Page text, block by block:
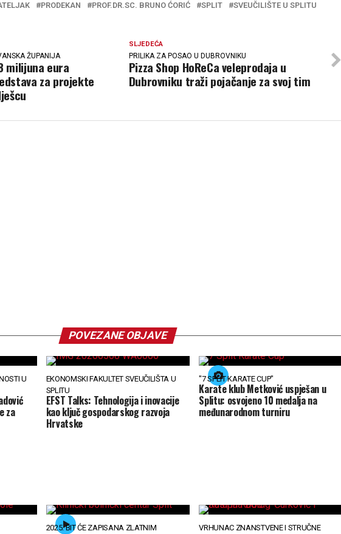
PRODEKAN PROF.DR.SC. BRUNO ĆORIĆ SPLIT
SVEUČILIŠTE U SPLITU
SLJEDEĆA
PRILIKA ZA POSAO U DUBROVNIKU
Pizza Shop HoReCa veleprodaja u
Dubrovniku traži pojačanje za svoj tim
ŽUPANIJA
milijuna eura
za projekte
POVEZANE OBJAVE
U
za
EKONOMSKI FAKULTET SVEUČILIŠTA U
SPLITU
EFST Talks: Tehnologija i inovacije
kao ključ gospodarskog razvoja
Hrvatske
"7 SPLIT KARATE CUP"
Karate klub Metković uspješan u
Splitu: osvojeno 10 medalja na
međunarodnom turniru
2025. BIT ĆE ZAPISANA ZLATNIM
VRHUNAC ZNANSTVENE I STRUČNE